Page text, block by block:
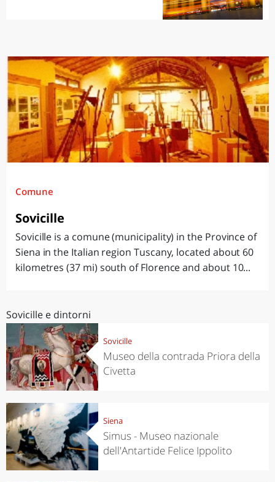
Comune
Sovicille
Sovicille is a comune (municipality) in the Province of
Siena in the Italian region Tuscany, located about 60
kilometres (37 mi) south of Florence and about 10...
Sovicille e dintorni
Sovicille
Museo della contrada Priora della
Civetta
Siena
Simus - Museo nazionale
dell'Antartide Felice Ippolito